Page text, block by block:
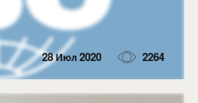
28 Июл 2020 2264